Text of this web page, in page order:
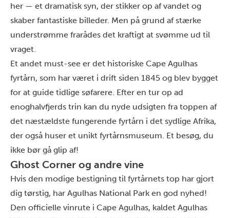
her — et dramatisk syn, der stikker op af vandet og
skaber fantastiske billeder. Men på grund af stærke
understrømme frarådes det kraftigt at svømme ud til
vraget.
Et andet must-see er det historiske Cape Agulhas
fyrtårn, som har været i drift siden 1845 og blev bygget
for at guide tidlige søfarere. Efter en tur op ad
enoghalvfjerds trin kan du nyde udsigten fra toppen af
det næstældste fungerende fyrtårn i det sydlige Afrika,
der også huser et unikt fyrtårnsmuseum. Et besøg, du
ikke bør gå glip af!
Ghost Corner og andre vine
Hvis den modige bestigning til fyrtårnets top har gjort
dig tørstig, har Agulhas National Park en god nyhed!
Den officielle vinrute i Cape Agulhas, kaldet Agulhas